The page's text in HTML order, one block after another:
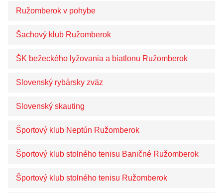
Ružomberok v pohybe
Šachový klub Ružomberok
ŠK bežeckého lyžovania a biatlonu Ružomberok
Slovenský rybársky zväz
Slovenský skauting
Športový klub Neptún Ružomberok
Športový klub stolného tenisu Baničné Ružomberok
Športový klub stolného tenisu Ružomberok